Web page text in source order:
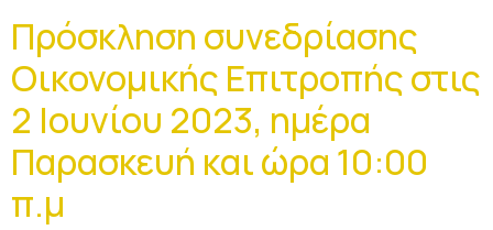
Πρόσκληση συνεδρίασης
Οικονομικής Επιτροπής στις
2 Ιουνίου 2023, ημέρα
Παρασκευή και ώρα 10:00
π.μ